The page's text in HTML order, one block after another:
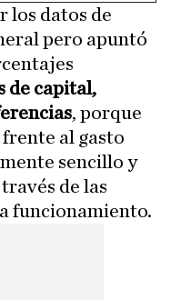
los datos de
pero apuntó
de capital,
, porque
al gasto
sencillo y
de las
funcionamiento.